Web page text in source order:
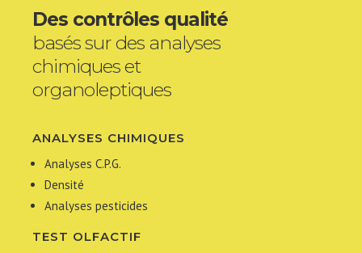
Des contrôles qualité
basés sur des analyses
chimiques et
organoleptiques
ANALYSES CHIMIQUES
Analyses C.P.G.
Densité
Analyses pesticides
TEST OLFACTIF